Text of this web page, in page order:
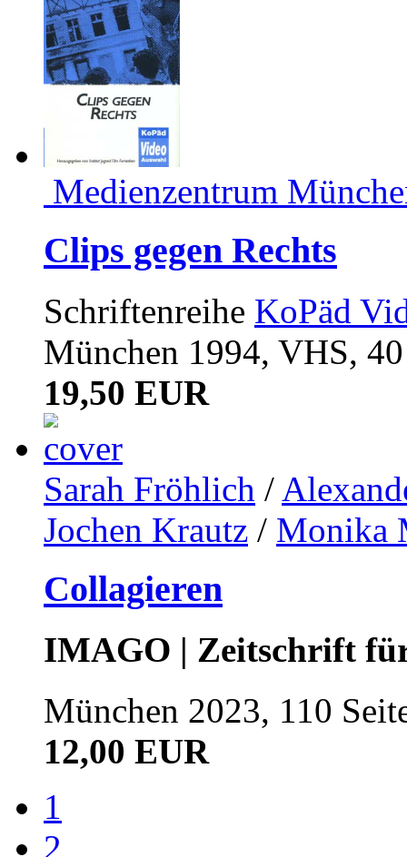
Medienzentrum
Clips gegen Rechts
Schriftenreihe KoPäd
München 1994, VHS,
19,50 EUR
Sarah Fröhlich /
Jochen Krautz / Monika
Collagieren
IMAGO | Zeitschrift
München 2023, 110
12,00 EUR
1
2